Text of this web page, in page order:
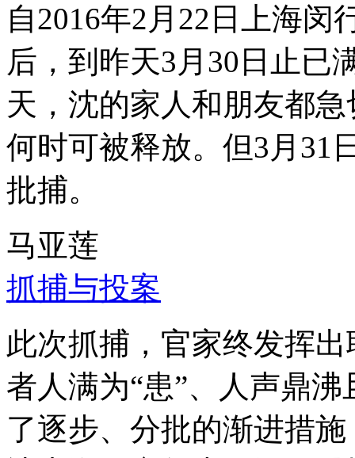
自2016年2月22日上海
后，到昨天3月30日止已
天，沈的家人和朋友都
何时可被释放。但3月31
批捕。
马亚莲
抓捕与投案
此次抓捕，官家终发挥
者人满为“患”、人声鼎
了逐步、分批的渐进措